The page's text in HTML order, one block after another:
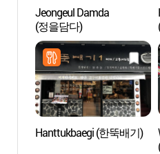
Jeongeul Damda
(정을담다)
Hanttukbaegi (한뚝배기)